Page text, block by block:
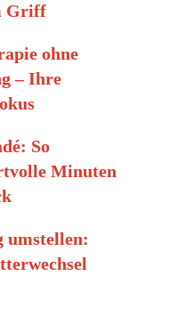
Griff
ohne
– Ihre
So
Minuten
umstellen: